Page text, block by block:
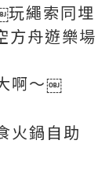
繩索同埋
方舟遊樂場
啊～￼
火鍋自助